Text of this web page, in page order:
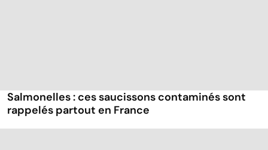
Salmonelles : ces saucissons contaminés sont
rappelés partout en France